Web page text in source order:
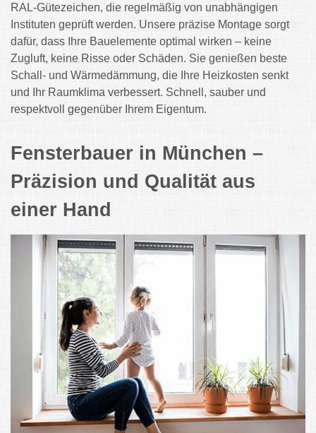
RAL-Gütezeichen, die regelmäßig von unabhängigen
Instituten geprüft werden. Unsere präzise Montage sorgt
dafür, dass Ihre Bauelemente optimal wirken – keine
Zugluft, keine Risse oder Schäden. Sie genießen beste
Schall- und Wärmedämmung, die Ihre Heizkosten senkt
und Ihr Raumklima verbessert. Schnell, sauber und
respektvoll gegenüber Ihrem Eigentum.
Fensterbauer in München –
Präzision und Qualität aus
einer Hand